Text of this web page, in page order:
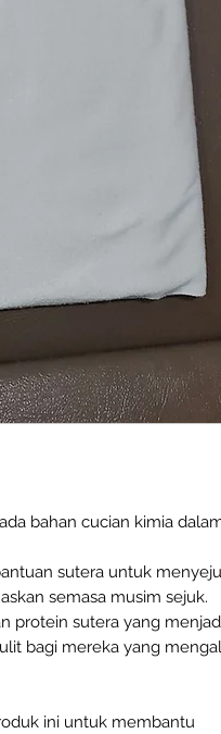
bahan cucian kimia
sutera untuk
semasa musim sejuk.
protein sutera yang
bagi mereka yang
ini untuk membantu